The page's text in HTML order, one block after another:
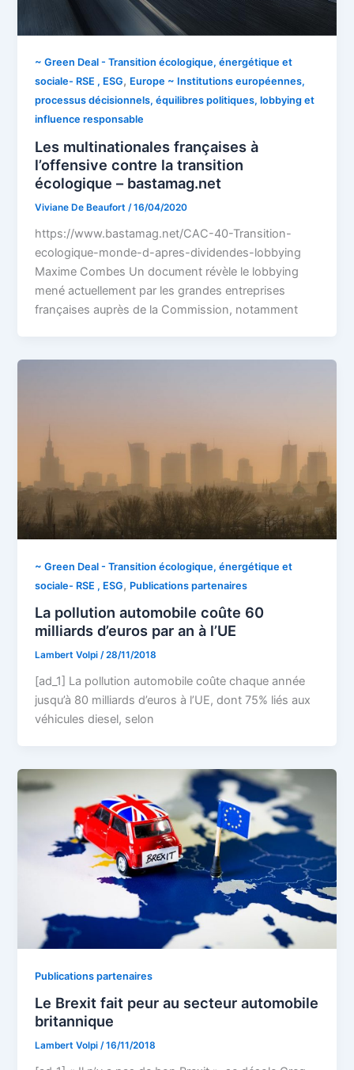
~ Green Deal - Transition écologique, énergétique et
sociale- RSE , ESG, Europe ~ Institutions européennes,
processus décisionnels, équilibres politiques, lobbying et
influence responsable
Les multinationales françaises à
l’offensive contre la transition
écologique – bastamag.net
Viviane De Beaufort/16/04/2020
https://www.bastamag.net/CAC-40-Transition-
ecologique-monde-d-apres-dividendes-lobbying
Maxime Combes Un document révèle le lobbying
mené actuellement par les grandes entreprises
françaises auprès de la Commission, notamment
~ Green Deal - Transition écologique, énergétique et
sociale- RSE , ESG, Publications partenaires
La pollution automobile coûte 60
milliards d’euros par an à l’UE
Lambert Volpi/28/11/2018
[ad_1] La pollution automobile coûte chaque année
jusqu’à 80 milliards d’euros à l’UE, dont 75% liés aux
véhicules diesel, selon
Publications partenaires
Le Brexit fait peur au secteur automobile
britannique
Lambert Volpi/16/11/2018